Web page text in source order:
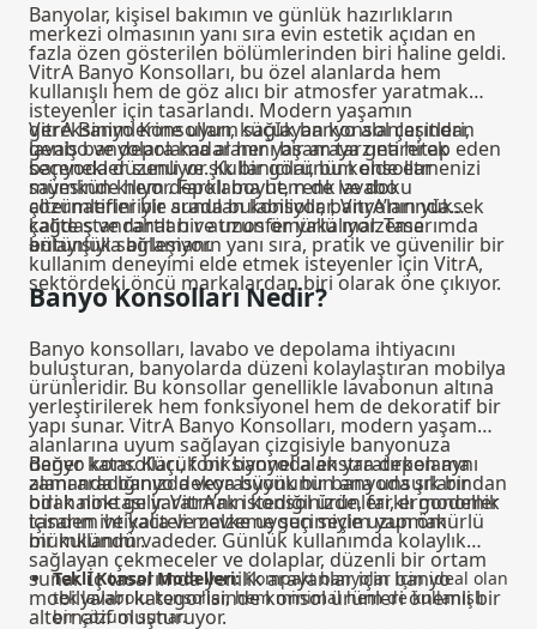
Banyolar, kişisel bakımın ve günlük hazırlıkların
merkezi olmasının yanı sıra evin estetik açıdan en
fazla özen gösterilen bölümlerinden biri haline geldi.
VitrA Banyo Konsolları, bu özel alanlarda hem
kullanışlı hem de göz alıcı bir atmosfer yaratmak
isteyenler için tasarlandı. Modern yaşamın
gereksinimlerine uyum sağlayan konsol çeşitleri,
lavabo ve depolama alanını bir araya getirerek
banyoda düzenli ve şık bir görünüm elde etmenizi
mümkün kılıyor. Farklı boyut, renk ve doku
alternatifleriyle sunulan konsollar, VitrA’nın yüksek
kalite standartları ve uzun ömürlü malzeme
anlayışıyla birleşiyor.
VitrA Banyo Konsolları, küçük banyo alanlarından
geniş banyolara kadar her yaşam tarzına hitap eden
seçenekler sunuyor. Kullanıcılar, bu konsollar
sayesinde hem depolama hem de lavabo
çözümlerini bir arada bulabiliyor, banyolarında
çağdaş ve rahat bir atmosfer yakalıyor. Tasarımda
bütünlük sağlamanın yanı sıra, pratik ve güvenilir bir
kullanım deneyimi elde etmek isteyenler için VitrA,
sektördeki öncü markalardan biri olarak öne çıkıyor.
---
Banyo Konsolları Nedir?
Banyo konsolları, lavabo ve depolama ihtiyacını
buluşturan, banyolarda düzeni kolaylaştıran mobilya
ürünleridir. Bu konsollar genellikle lavabonun altına
yerleştirilerek hem fonksiyonel hem de dekoratif bir
yapı sunar. VitrA Banyo Konsolları, modern yaşam
alanlarına uyum sağlayan çizgisiyle banyonuza
değer katar. Küçük bir banyoda ekstra depolama
alanı aradığınızda veya büyük bir banyoda şık bir
odak noktası yaratmak istediğinizde, farklı modeller
içinden ihtiyaca ve zevke uygun seçim yapmak
mümkündür.
Banyo konsolları, fonksiyonel alan yaratırken aynı
zamanda banyo dekorasyonunun ana unsurlarından
biri haline gelir. VitrA’nın konsol ürünleri, ergonomik
tasarım ve kaliteli malzeme seçimiyle uzun ömürlü
bir kullanım vadeder. Günlük kullanımda kolaylık
sağlayan çekmeceler ve dolaplar, düzenli bir ortam
sunar. İç tasarımda yenilik arayanlar içinbanyo
mobilyalarıkategorisinde konsol ürünleri önemli bir
alternatif oluşturuyor.
Tekli Konsol Modelleri:Kompakt banyolar için ideal olan
tek lavabolu konsollar, hem minimal hem de kullanışlı
bir çözüm sunar.